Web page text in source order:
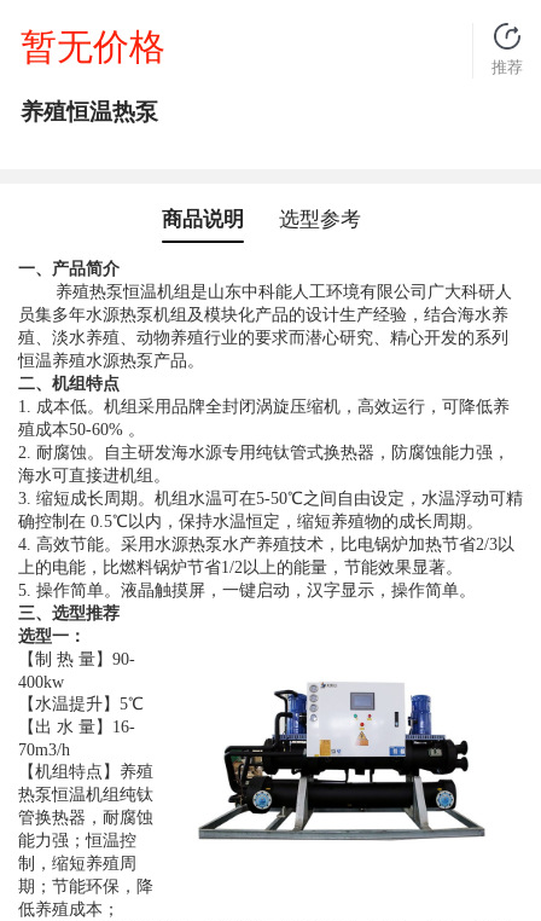
暂无价格
推荐
养殖恒温热泵
商品说明 选型参考
一、产品简介
养殖热泵恒温机组是山东中科能人工环境有限公司广大科研人
员集多年水源热泵机组及模块化产品的设计生产经验，结合海水养
殖、淡水养殖、动物养殖行业的要求而潜心研究、精心开发的系列
恒温养殖水源热泵产品。
二、机组特点
1. 成本低。机组采用品牌全封闭涡旋压缩机，高效运行，可降低养
殖成本50-60% 。
2. 耐腐蚀。自主研发海水源专用纯钛管式换热器，防腐蚀能力强，
海水可直接进机组。
3. 缩短成长周期。机组水温可在5-50℃之间自由设定，水温浮动可精
确控制在 0.5℃以内，保持水温恒定，缩短养殖物的成长周期。
4. 高效节能。采用水源热泵水产养殖技术，比电锅炉加热节省2/3以
上的电能，比燃料锅炉节省1/2以上的能量，节能效果显著。
5. 操作简单。液晶触摸屏，一键启动，汉字显示，操作简单。
三、选型推荐
选型一：
【制 热 量】 90-
400kw
【水温提升】5℃
【出 水 量】16-
70m3/h
【机组特点】养殖
热泵恒温机组纯钛
管换热器，耐腐蚀
能力强；恒温控
制，缩短养殖周
期； 节能环保，降
低养殖成本；